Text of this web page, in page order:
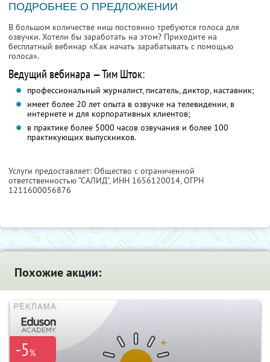
ПОДРОБНЕЕ О ПРЕДЛОЖЕНИИ
В большом количестве ниш постоянно требуются голоса для
озвучки. Хотели бы заработать на этом? Приходите на
бесплатный вебинар «Как начать зарабатывать с помощью
голоса».
Ведущий вебинара — Тим Шток:
профессиональный журналист, писатель, диктор, наставник;
имеет более 20 лет опыта в озвучке на телевидении, в
интернете и для корпоративных клиентов;
в практике более 5000 часов озвучания и более 100
практикующих выпускников.
Услуги предоставляет: Общество с ограниченной
ответственностью “САЛИД”, ИНН 1656120014, ОГРН
1211600056876
Похожие акции:
-5%